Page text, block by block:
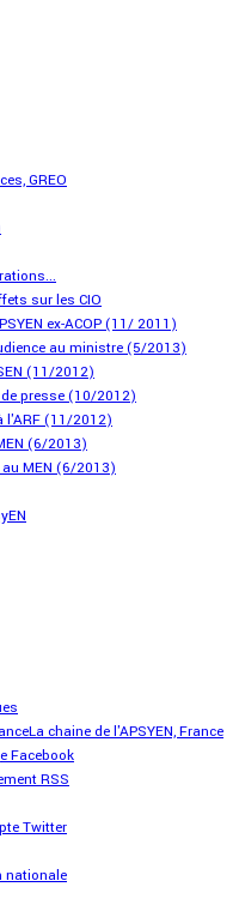
GREO
sur les CIO
ex-ACOP (11/ 2011)
au ministre (5/2013)
(11/2012)
presse (10/2012)
l'ARF (11/2012)
(6/2013)
MEN (6/2013)
La chaine de l'APSYEN, France
Facebook
RSS
Twitter
nationale